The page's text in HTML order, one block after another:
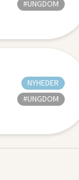
#UNGDOM
NYHEDER
#UNGDOM